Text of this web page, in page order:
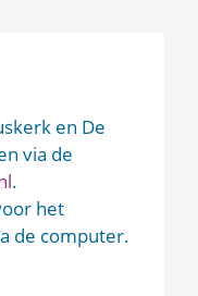
en De
via de
.
het
de computer.